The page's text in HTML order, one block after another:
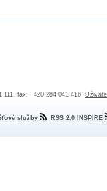
fax: +420 284 041 416,
služby RSS 2.0 INSPIRE